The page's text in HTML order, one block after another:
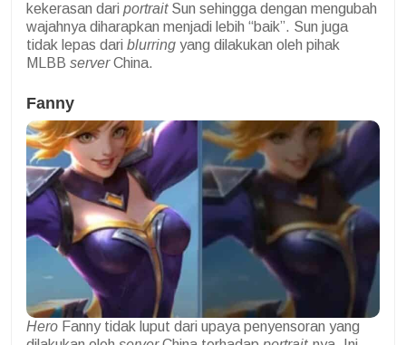
kekerasan dari portraitSun sehingga dengan mengubah
wajahnya diharapkan menjadi lebih “baik”. Sun juga
tidak lepas dari blurring yang dilakukan oleh pihak
MLBB serverChina.
Fanny
Hero Fanny tidak luput dari upaya penyensoran yang